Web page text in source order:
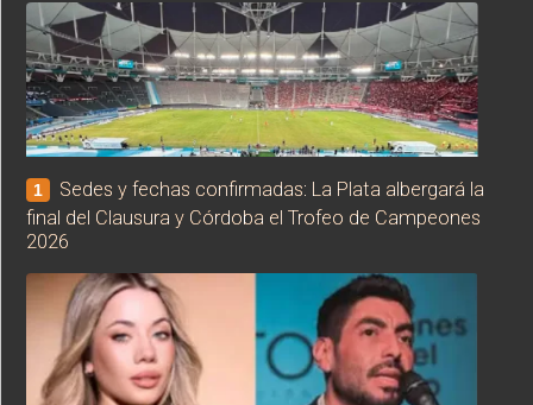
1
Sedes y fechas confirmadas: La Plata albergará la
final del Clausura y Córdoba el Trofeo de Campeones
2026